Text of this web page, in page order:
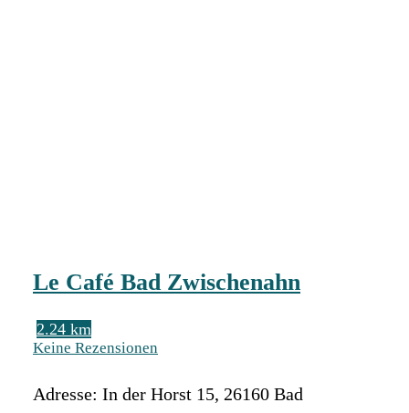
Le Café Bad Zwischenahn
2.24 km
Keine Rezensionen
Adresse: In der Horst 15, 26160 Bad